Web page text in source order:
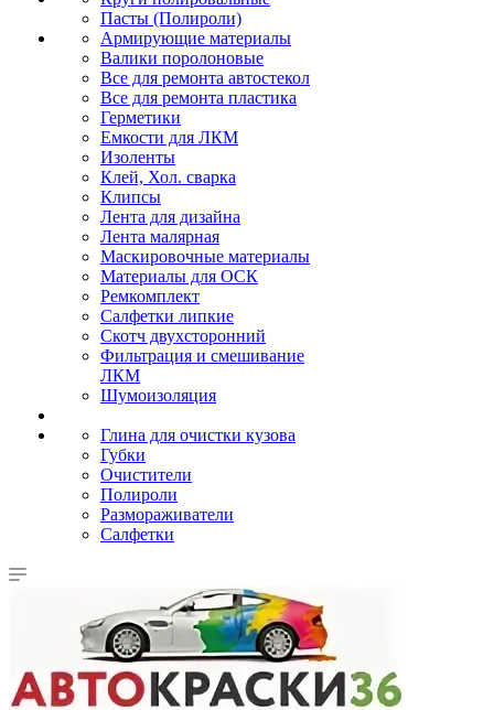
Пасты (Полироли)
Армирующие материалы
Валики поролоновые
Все для ремонта автостекол
Все для ремонта пластика
Герметики
Емкости для ЛКМ
Изоленты
Клей, Хол. сварка
Клипсы
Лента для дизайна
Лента малярная
Маскировочные материалы
Материалы для ОСК
Ремкомплект
Салфетки липкие
Скотч двухсторонний
Фильтрация и смешивание
ЛКМ
Шумоизоляция
Глина для очистки кузова
Губки
Очистители
Полироли
Размораживатели
Салфетки